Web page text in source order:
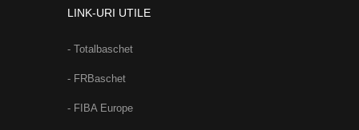
LINK-URI UTILE
- Totalbaschet
- FRBaschet
- FIBA Europe